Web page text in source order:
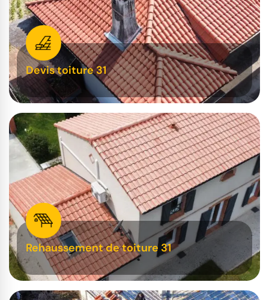
Devis toiture 31
Rehaussement de toiture 31